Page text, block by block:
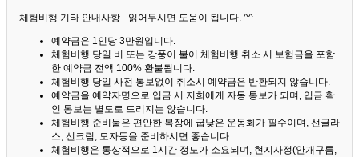
체험비행 기타 안내사항 - 읽어두시면 도움이 됩니다. ^^
예약금은 1인당 3만원입니다.
체험비행 당일 비 또는 강풍이 불어 체험비행 취소 시 보험금을 포함
한 예약금 전액 100% 환불됩니다.
체험비행 당일 사전 통보없이 취소시 예약금은 반환되지 않습니다.
예약금을 예약자명으로 입금 시 저희에게 자동 통보가 되며, 입금 확
인 통보는 별도로 드리지는 않습니다.
체험비행 준비물은 편안한 복장에 굽낮은 운동화가 필수이며, 선글라
스, 선크림, 모자등을 준비하시면 좋습니다.
체험비행은 통상적으로 1시간 정도가 소요되며, 현지사정(안개구름,